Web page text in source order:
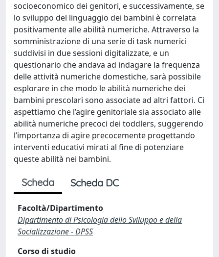
socioeconomico dei genitori, e successivamente, se
lo sviluppo del linguaggio dei bambini è correlata
positivamente alle abilità numeriche. Attraverso la
somministrazione di una serie di task numerici
suddivisi in due sessioni digitalizzate, e un
questionario che andava ad indagare la frequenza
delle attività numeriche domestiche, sarà possibile
esplorare in che modo le abilità numeriche dei
bambini prescolari sono associate ad altri fattori. Ci
aspettiamo che l’agire genitoriale sia associato alle
abilità numeriche precoci dei toddlers, suggerendo
l’importanza di agire precocemente progettando
interventi educativi mirati al fine di potenziare
queste abilità nei bambini.
Scheda Scheda DC
Facoltà/Dipartimento
Dipartimento di Psicologia dello Sviluppo e della
Socializzazione - DPSS
Corso di studio